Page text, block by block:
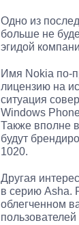
Одно из
больше не
эгидой
Имя Nokia по-
лицензию на
ситуация
Windows
Также вполне
будут
1020.
Другая
в серию Asha.
облегченном